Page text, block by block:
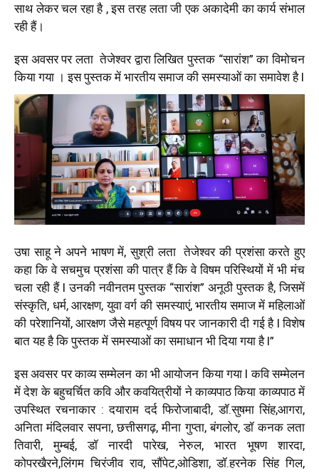
साथ लेकर चल रहा है , इस तरह लता जी एक अकादेमी का कार्य संभाल
रही हैं।
इस अवसर पर लता तेजेश्वर द्वारा लिखित पुस्तक “सारांश” का विमोचन
किया गया । इस पुस्तक में भारतीय समाज की समस्याओं का समावेश है l
उषा साहू ने अपने भाषण में, सुश्री लता तेजेश्वर की प्रशंसा करते हुए
कहा कि वे सचमुच प्रशंसा की पात्र हैं कि वे विषम परिस्थियों में भी मंच
चला रही हैं l उनकी नवीनतम पुस्तक “सारांश” अनूठी पुस्तक है, जिसमें
संस्कृति, धर्म, आरक्षण, युवा वर्ग की समस्याएं, भारतीय समाज में महिलाओं
की परेशानियों, आरक्षण जैसे महत्पूर्ण विषय पर जानकारी दी गई है l विशेष
बात यह है कि पुस्तक में समस्याओं का समाधान भी दिया गया है l”
इस अवसर पर काव्य सम्मेलन का भी आयोजन किया गया l कवि सम्मेलन
में देश के बहुचर्चित कवि और कवयित्रीयों ने काव्यपाठ किया काव्यपाठ में
उपस्थित रचनाकार : दयाराम दर्द फिरोजाबादी, डॉ.सुषमा सिंह,आगरा,
अनिता मंदिलवार सपना, छत्तीसगढ़, मीना गुप्ता, बंगलोर, डॉ कनक लता
तिवारी, मुम्बई, डॉ नारदी पारेख, नेरुल, भारत भूषण शारदा,
कोपरखैरने,लिंगम चिरंजीव राव, सौंपेट,ओडिशा, डॉ.हरनेक सिंह गिल,